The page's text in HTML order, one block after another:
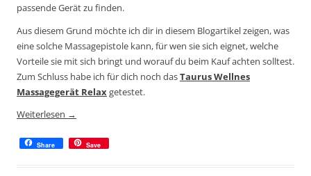
passende Gerät zu finden.
Aus diesem Grund möchte ich dir in diesem Blogartikel zeigen, was
eine solche Massagepistole kann, für wen sie sich eignet, welche
Vorteile sie mit sich bringt und worauf du beim Kauf achten solltest.
Zum Schluss habe ich für dich noch dasTaurus Wellnes
Massagegerät Relaxgetestet.
Weiterlesen →
Share Save